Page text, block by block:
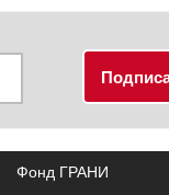
Фонд ГРАНИ